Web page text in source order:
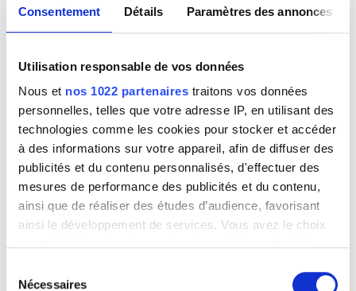
Consentement Détails Paramètres des annonces
Utilisation responsable de vos données
Nous et nos 1022 partenaires traitons vos données
personnelles, telles que votre adresse IP, en utilisant des
technologies comme les cookies pour stocker et accéder
à des informations sur votre appareil, afin de diffuser des
publicités et du contenu personnalisés, d'effectuer des
mesures de performance des publicités et du contenu,
ainsi que de réaliser des études d’audience, favorisant
ainsi le développement de services. Vous avez le choix
tout moment en consultant la Déclaration relative aux
Nécessaires